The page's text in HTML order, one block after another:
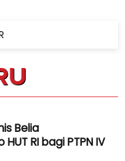
Belia
RI bagi PTPN IV